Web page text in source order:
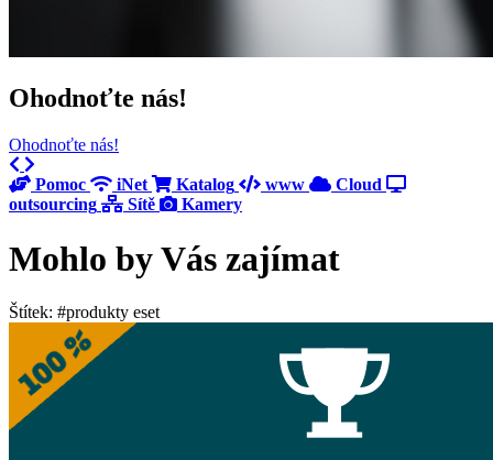
Ohodnoťte nás!
Ohodnoťte nás!
Previous
Pomoc
iNet Katalog www
Cloud
outsourcing
Sítě Kamery
Mohlo by Vás zajímat
Štítek: #produkty eset